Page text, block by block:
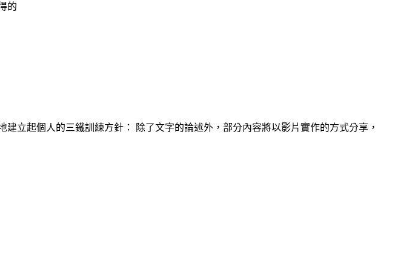
的
立起個人的三鐵訓練方針： 除了文字的論述外，部分內容將以影片實作的方式分享，